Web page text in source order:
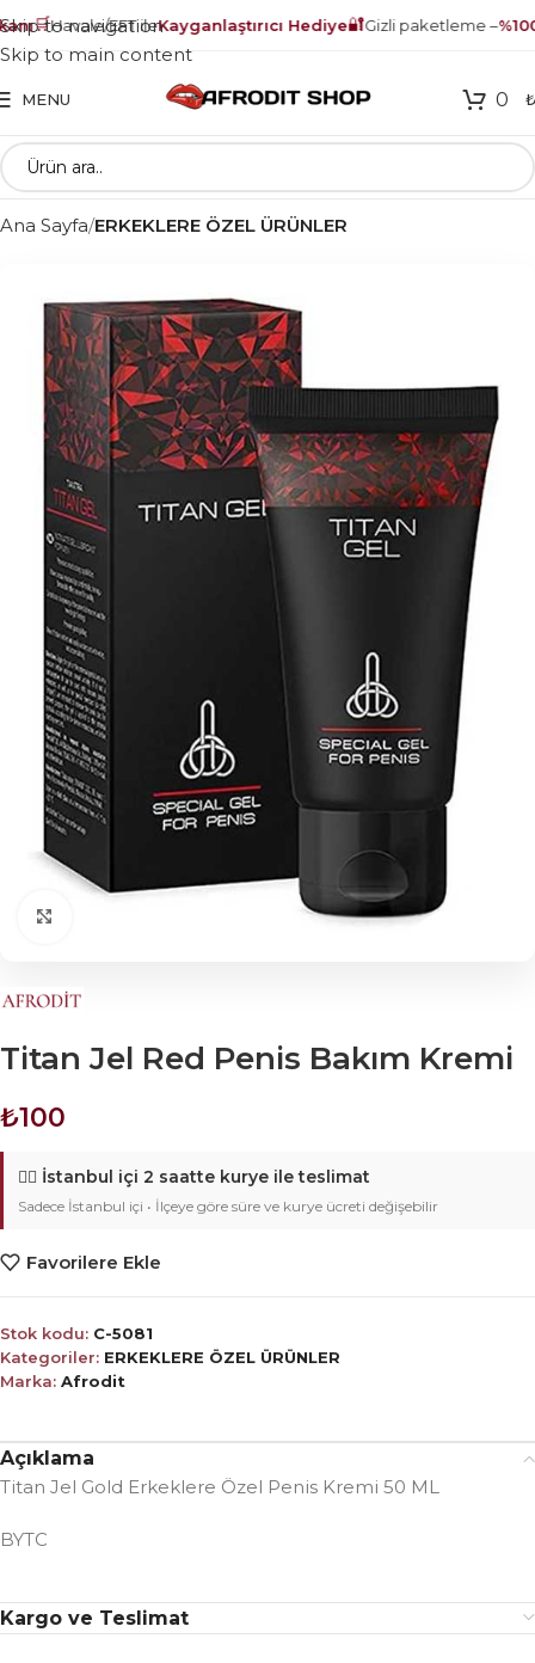
🛒Havale/EFT ileKayganlaştırıcı Hediye🔐Gizli paketleme –
Skip to navigation
Skip to main content
MENU 0 ₺
Ana Sayfa ERKEKLERE ÖZEL ÜRÜNLER
Titan Jel Red Penis Bakım Kremi
₺100
🚴‍♂️ İstanbul içi 2 saatte kurye ile teslimat
Sadece İstanbul içi • İlçeye göre süre ve kurye ücreti değişebilir
Favorilere Ekle
Stok kodu: C-5081
Kategoriler: ERKEKLERE ÖZEL ÜRÜNLER
Marka: Afrodit
Açıklama
Titan Jel Gold Erkeklere Özel Penis Kremi 50 ML
BYTC
Kargo ve Teslimat